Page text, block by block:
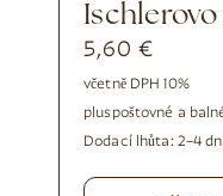
5,60 €
včetně DPH 10%
pluspoštovné a
Dodací lhůta: 2–4